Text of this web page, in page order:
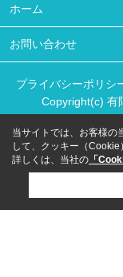
ホーム
お問い合わせ
プライバシーポリシ
Copyright(c) 有
当サイトでは、お客様の
して、クッキー（Cookie
詳しくは、当社の 「